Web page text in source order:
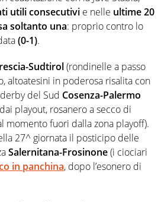
utili consecutivi e nelle ultime 20
soltanto una: proprio contro lo
(0-1).
Sudtirol(rondinelle a passo
altoatesini in poderosa risalita con
del Sud Cosenza-Palermo
playout, rosanero a secco di
momento fuori dalla zona playoff).
27^ giornata il posticipo delle
Salernitana-Frosinone(i ciociari
in panchina, dopo l’esonero di